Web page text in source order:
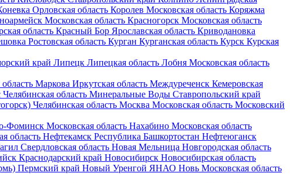
Орловская область Королев Московская область Коряжма
Московская область Красногорск Московская область
область Красный Бор Ярославская область Криводановка
Ростовская область Курган Курганская область Курск Курская
край Липецк Липецкая область Лобня Московская область
Маркова Иркутская область Междуреченск Кемеровская
Челябинская область Минеральные Воды Ставропольский край
Челябинская область Москва Московская область Московский
Фоминск Московская область Нахабино Московская область
область Нефтекамск Республика Башкортостан Нефтеюганск
Свердловская область Новая Мельница Новгородская область
Краснодарский край Новосибирск Новосибирская область
Пермский край Новый Уренгой ЯНАО Новь Московская область